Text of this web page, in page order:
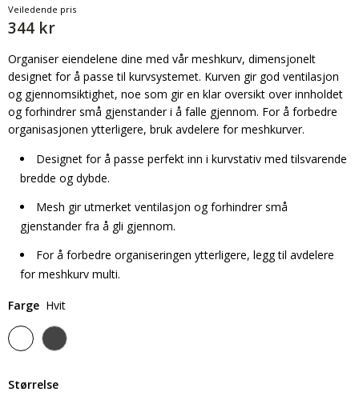
Veiledende pris
344 kr
Organiser eiendelene dine med vår meshkurv, dimensjonelt
designet for å passe til kurvsystemet. Kurven gir god ventilasjon
og gjennomsiktighet, noe som gir en klar oversikt over innholdet
og forhindrer små gjenstander i å falle gjennom. For å forbedre
organisasjonen ytterligere, bruk avdelere for meshkurver.
Designet for å passe perfekt inn i kurvstativ med tilsvarende
bredde og dybde.
Mesh gir utmerket ventilasjon og forhindrer små
gjenstander fra å gli gjennom.
For å forbedre organiseringen ytterligere, legg til avdelere
for meshkurv multi.
Farge Hvit
Størrelse